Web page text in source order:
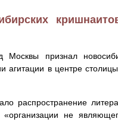
Москвы признал
агитации в центре
распространение
не